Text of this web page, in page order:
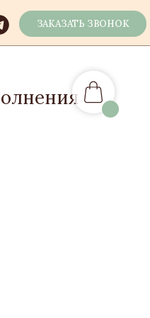
ЗАКАЗАТЬ ЗВОНОК